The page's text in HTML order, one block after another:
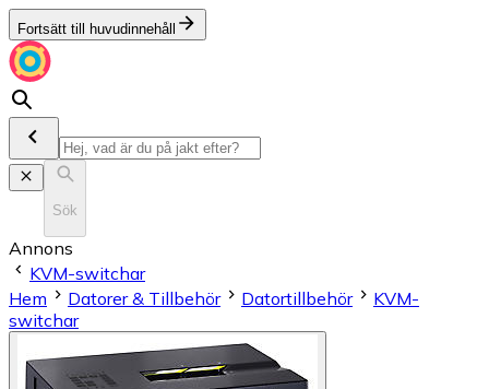
Fortsätt till huvudinnehåll
Sök
Annons
KVM-switchar
Hem
Datorer & Tillbehör Datortillbehör
KVM-
switchar